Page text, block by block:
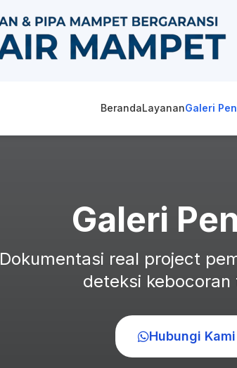
BerandaLayananGaleri
Galeri
Dokumentasi real project
deteksi
Hubungi